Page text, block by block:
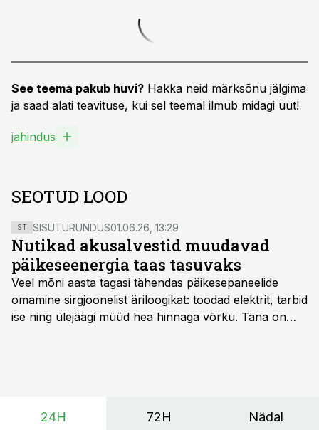
See teema pakub huvi? Hakka neid märksõnu jälgima
ja saad alati teavituse, kui sel teemal ilmub midagi uut!
jahindus
SEOTUD LOOD
ST SISUTURUNDUS01.06.26, 13:29
Nutikad akusalvestid muudavad
päikeseenergia taas tasuvaks
Veel mõni aasta tagasi tähendas päikesepaneelide
omamine sirgjoonelist äriloogikat: toodad elektrit, tarbid
ise ning ülejäägi müüd hea hinnaga võrku. Täna on
põllumajandusettevõtete jaoks üheks olulisemaks
24H 72H Nädal